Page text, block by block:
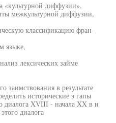
«культурной диффузии»,
межкультурной диффузии,
классификацию фран-
языке,
лексических займе
заимствования в результате
исторические э гапы
диалога XVIII - начала XX в и
диалога